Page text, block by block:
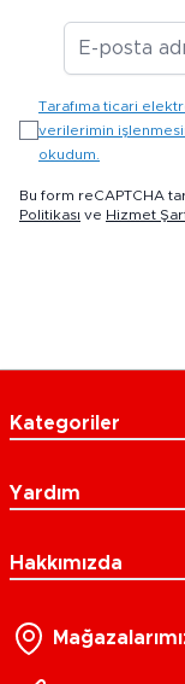
Tarafıma ticari
verilerimin
okudum.
Bu form reCAPTCHA
Politikası ve Hizmet
Kategoriler
Yardım
Hakkımızda